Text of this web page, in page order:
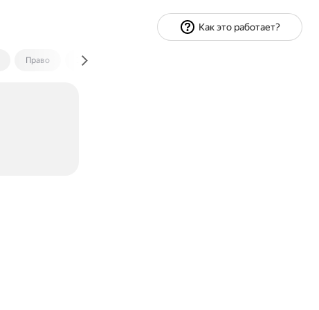
Право Экономика и финансы
Как это работает?